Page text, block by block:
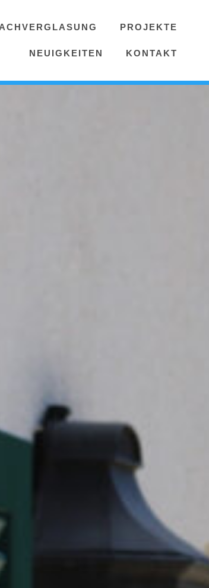
PROJEKTE
NEUIGKEITEN KONTAKT